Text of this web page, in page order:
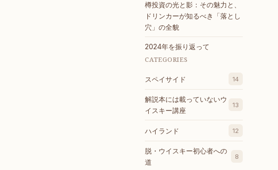
樽投資の光と影：その魅力と、
ドリンカーが知るべき「落とし
穴」の全貌
2024年を振り返って
CATEGORIES
スペイサイド 14
解説本には載っていないウ
イスキー講座
13
ハイランド 12
脱・ウイスキー初心者への
道
8